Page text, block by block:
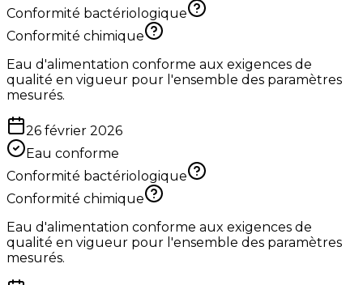
Conformité bactériologique
Conformité chimique
Eau d'alimentation conforme aux exigences de
qualité en vigueur pour l'ensemble des paramètres
mesurés.
26 février 2026
Eau conforme
Conformité bactériologique
Conformité chimique
Eau d'alimentation conforme aux exigences de
qualité en vigueur pour l'ensemble des paramètres
mesurés.